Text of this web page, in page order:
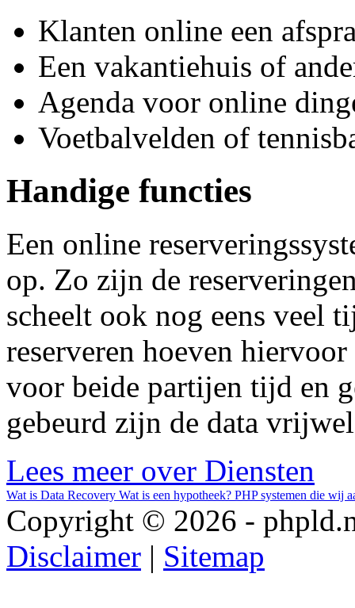
Klanten online een
Een vakantiehuis of
Agenda voor online
Voetbalvelden of
Handige functies
Een online
op. Zo zijn de
scheelt ook nog eens veel
reserveren hoeven
voor beide partijen tijd en
gebeurd zijn de data
Lees meer over Diensten
Wat is Data Recovery Wat is een hypotheek? PHP systemen die wij
Copyright © 2026 -
Disclaimer | Sitemap